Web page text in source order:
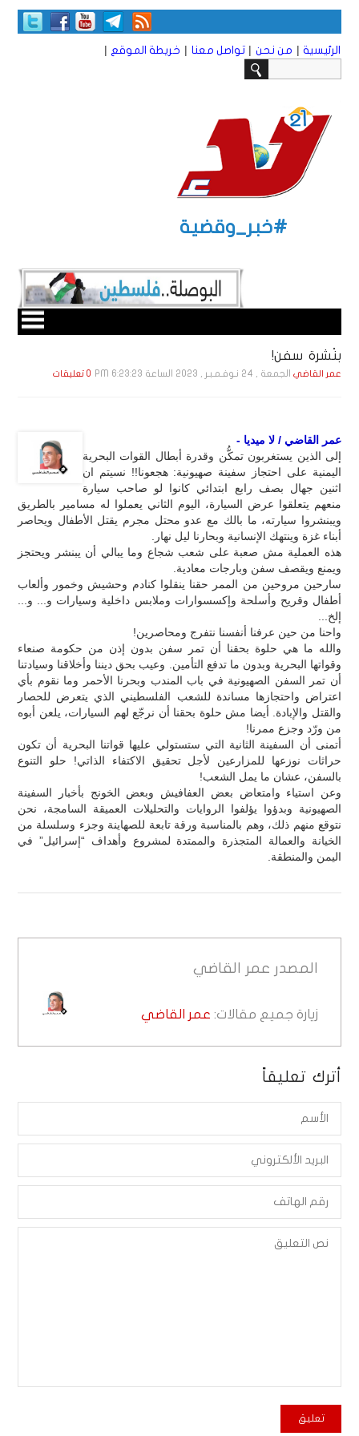
الرئيسية | من نحن | تواصل معنا | خريطة الموقع |
#خبر_وقضية
بنْشرة سفن!
عمر القاضي الجمعة , 24 نـوفـمـبـر , 2023 الساعة 6:23:23 PM 0 تعليقات
عمر القاضي / لا ميديا -
إلى الذين يستغربون تمكُّن وقدرة أبطال القوات البحرية
اليمنية على احتجاز سفينة صهيونية: هجعونا!! نسيتم ان
اثنين جهال بصف رابع ابتدائي كانوا لو صاحب سيارة
منعهم يتعلقوا عرض السيارة، اليوم الثاني يعملوا له مسامير بالطريق
ويبنشروا سيارته، ما بالك مع عدو محتل مجرم يقتل الأطفال ويحاصر
أبناء غزة وينتهك الإنسانية وبحارنا ليل نهار.
هذه العملية مش صعبة على شعب شجاع وما يبالي أن يبنشر ويحتجز
ويمنع ويقصف سفن وبارجات معادية.
سارحين مروحين من الممر حقنا ينقلوا كنادم وحشيش وخمور وألعاب
أطفال وقريح وأسلحة وإكسسوارات وملابس داخلية وسيارات و... و...
إلخ...
واحنا من حين عرفنا أنفسنا نتفرج ومحاصرين!
والله ما هي حلوة بحقنا أن تمر سفن بدون إذن من حكومة صنعاء
وقواتها البحرية وبدون ما تدفع التأمين. وعيب بحق ديننا وأخلاقنا وسيادتنا
أن تمر السفن الصهيونية في باب المندب وبحرنا الأحمر وما نقوم بأي
اعتراض واحتجازها مساندة للشعب الفلسطيني الذي يتعرض للحصار
والقتل والإبادة. أيضا مش حلوة بحقنا أن نرجّع لهم السيارات، يلعن أبوه
من ورّد وجزع ممرنا!
أتمنى أن السفينة الثانية التي ستستولي عليها قواتنا البحرية أن تكون
حراثات نوزعها للمزارعين لأجل تحقيق الاكتفاء الذاتي! حلو التنوع
بالسفن، عشان ما يمل الشعب!
وعن استياء وامتعاض بعض العفافيش وبعض الخونج بأخبار السفينة
الصهيونية وبدؤوا يؤلفوا الروايات والتحليلات العميقة السامجة، نحن
نتوقع منهم ذلك، وهم بالمناسبة ورقة تابعة للصهاينة وجزء وسلسلة من
الخيانة والعمالة المتجذرة والممتدة لمشروع وأهداف “إسرائيل” في
اليمن والمنطقة.
المصدر عمر القاضي
زيارة جميع مقالات: عمر القاضي
أترك تعليقاً